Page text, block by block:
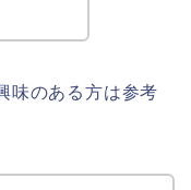
味のある方は参考